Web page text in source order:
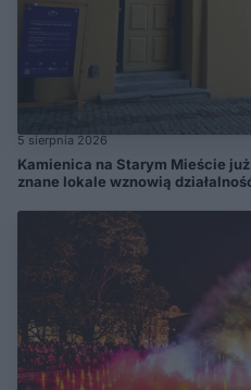
5 sierpnia 2026
Kamienica na Starym Mieście
znane lokale wznowią